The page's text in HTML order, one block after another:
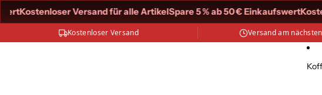
Kostenloser Versand für alle ArtikelSpare 5 % ab 50 € Einkaufswert
Kostenloser Versand Versand am